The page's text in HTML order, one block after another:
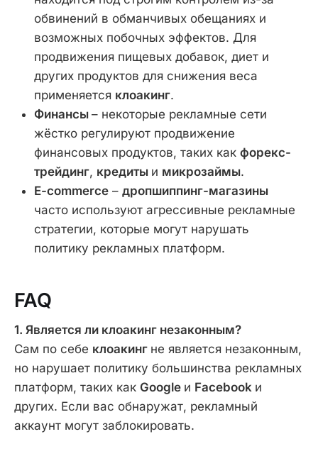
обвинений в обманчивых обещаниях и
возможных побочных эффектов. Для
продвижения пищевых добавок, диет и
других продуктов для снижения веса
применяется клоакинг.
Финансы – некоторые рекламные сети
жёстко регулируют продвижение
финансовых продуктов, таких как форекс-
трейдинг, кредиты и микрозаймы.
E-commerce – дропшиппинг-магазины
часто используют агрессивные рекламные
стратегии, которые могут нарушать
политику рекламных платформ.
FAQ
1. Является ли клоакинг незаконным?
Сам по себе клоакинг не является незаконным,
но нарушает политику большинства рекламных
платформ, таких как Google и Facebook и
других. Если вас обнаружат, рекламный
аккаунт могут заблокировать.